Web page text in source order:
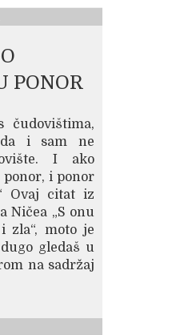
PONOR
čudovištima,
i sam ne
I ako
ponor, i ponor
Ovaj citat iz
Ničea „S onu
zla“, moto je
gledaš u
na sadržaj